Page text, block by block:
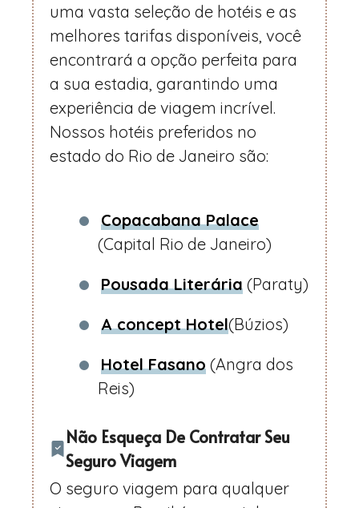
uma vasta seleção de hotéis e as
melhores tarifas disponíveis, você
encontrará a opção perfeita para
a sua estadia, garantindo uma
experiência de viagem incrível.
Nossos hotéis preferidos no
estado do Rio de Janeiro são:
Copacabana Palace
(Capital Rio de Janeiro)
Pousada Literária (Paraty)
A concept Hotel(Búzios)
Hotel Fasano (Angra dos
Reis)
Não Esqueça De Contratar Seu
Seguro Viagem
O seguro viagem para qualquer